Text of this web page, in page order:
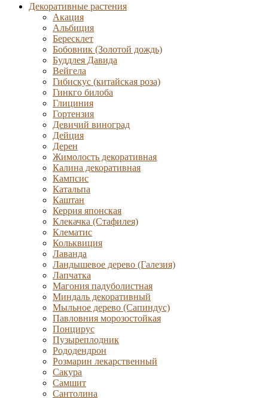
Декоративные растения
Акация
Альбиция
Бересклет
Бобовник (Золотой дождь)
Буддлея Давида
Вейгела
Гибискус (китайская роза)
Гинкго билоба
Глициния
Гортензия
Девичий виноград
Дейция
Дерен
Жимолость декоративная
Калина декоративная
Кампсис
Катальпа
Каштан
Керрия японская
Клекачка (Стафилея)
Клематис
Кольквиция
Лаванда
Ландышевое дерево (Галезия)
Лапчатка
Магония падуболистная
Миндаль декоративный
Мыльное дерево (Сапиндус)
Павловния морозостойкая
Понцирус
Пузыреплодник
Рододендрон
Розмарин лекарственный
Сакура
Самшит
Сантолина